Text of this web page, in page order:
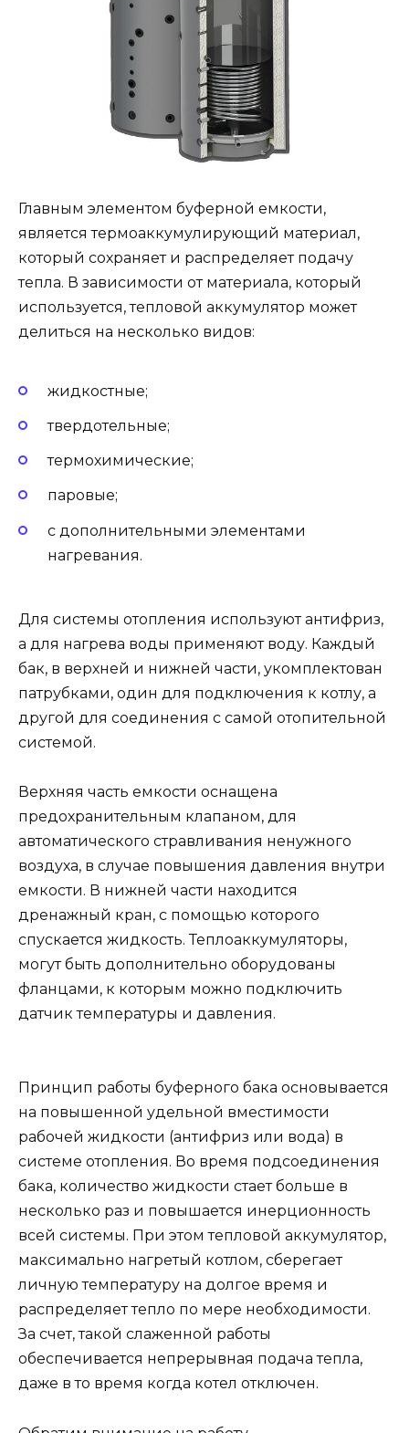
Главным элементом буферной емкости,
является термоаккумулирующий материал,
который сохраняет и распределяет подачу
тепла. В зависимости от материала, который
используется, тепловой аккумулятор может
делиться на несколько видов:
жидкостные;
твердотельные;
термохимические;
паровые;
с дополнительными элементами
нагревания.
Для системы отопления используют антифриз,
а для нагрева воды применяют воду. Каждый
бак, в верхней и нижней части, укомплектован
патрубками, один для подключения к котлу, а
другой для соединения с самой отопительной
системой.
Верхняя часть емкости оснащена
предохранительным клапаном, для
автоматического стравливания ненужного
воздуха, в случае повышения давления внутри
емкости. В нижней части находится
дренажный кран, с помощью которого
спускается жидкость. Теплоаккумуляторы,
могут быть дополнительно оборудованы
фланцами, к которым можно подключить
датчик температуры и давления.
Принцип работы буферного бака основывается
на повышенной удельной вместимости
рабочей жидкости (антифриз или вода) в
системе отопления. Во время подсоединения
бака, количество жидкости стает больше в
несколько раз и повышается инерционность
всей системы. При этом тепловой аккумулятор,
максимально нагретый котлом, сберегает
личную температуру на долгое время и
распределяет тепло по мере необходимости.
За счет, такой слаженной работы
обеспечивается непрерывная подача тепла,
даже в то время когда котел отключен.